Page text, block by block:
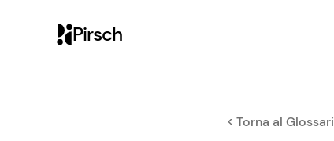
Pirsch
< Torna al